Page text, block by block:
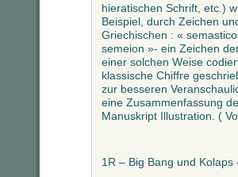
hieratischen Schrift, etc.)
Beispiel, durch Zeichen
Griechischen : «
semeion »- ein Zeichen
einer solchen Weise
klassische Chiffre
zur besseren
eine Zusammenfassung
Manuskript Illustration. (
1R – Big Bang und